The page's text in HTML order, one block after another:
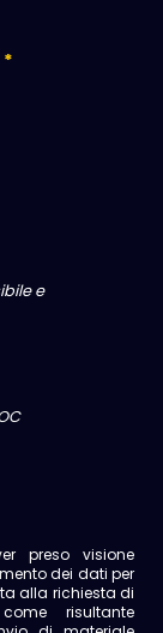
*
e
preso visione
dei dati per
alla richiesta di
risultante